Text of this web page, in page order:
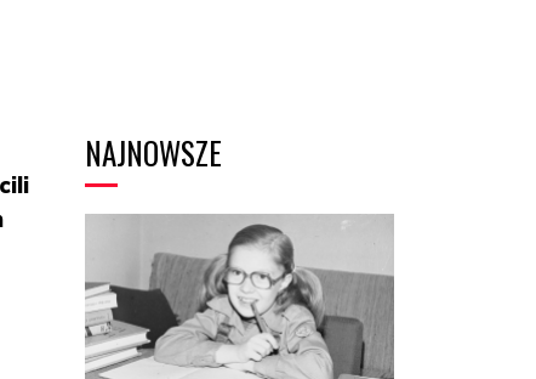
NAJNOWSZE